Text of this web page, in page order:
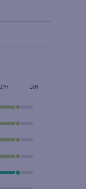
17H 18H